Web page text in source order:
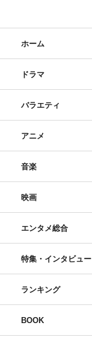
ホーム
ドラマ
バラエティ
アニメ
音楽
映画
エンタメ総合
特集・インタビュー
ランキング
BOOK